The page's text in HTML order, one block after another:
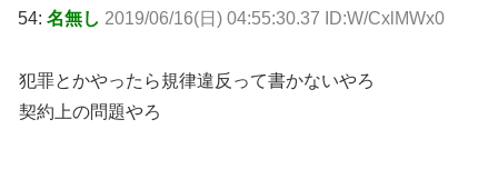
54: 名無し 2019/06/16(日) 04:55:30.37 ID:W/CxlMWx0
犯罪とかやったら規律違反って書かないやろ
契約上の問題やろ